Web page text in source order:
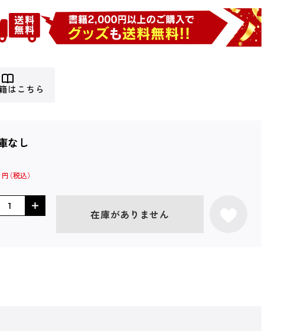
はこちら
なし
円
在庫がありません